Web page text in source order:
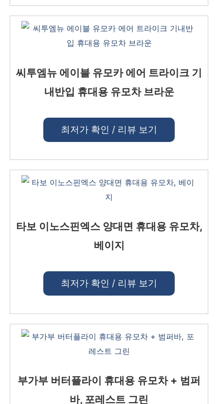
씨투엠뉴 에이블 유모카 에어 트라이크 기
내반입 휴대용 유모차 브라운
최저가 확인 / 리뷰 보기
타보 이노스핀엑스 양대면 휴대용 유모차,
베이지
최저가 확인 / 리뷰 보기
부가부 버터플라이 휴대용 유모차 + 범퍼
바, 포레스트 그린